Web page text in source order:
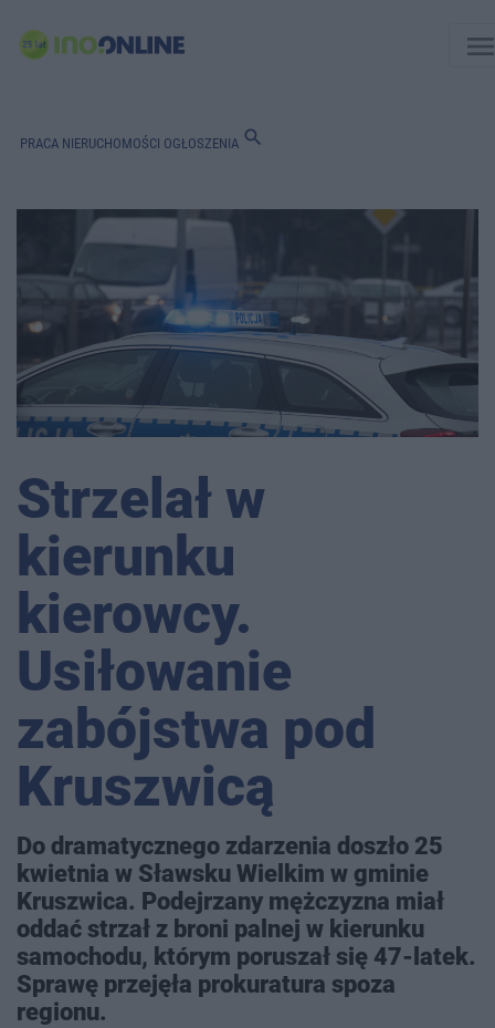
PRACA NIERUCHOMOŚCI OGŁOSZENIA search
Strzelał w
kierunku
kierowcy.
Usiłowanie
zabójstwa pod
Kruszwicą
Do dramatycznego zdarzenia doszło 25
kwietnia w Sławsku Wielkim w gminie
Kruszwica. Podejrzany mężczyzna miał
oddać strzał z broni palnej w kierunku
samochodu, którym poruszał się 47-latek.
Sprawę przejęła prokuratura spoza
regionu.